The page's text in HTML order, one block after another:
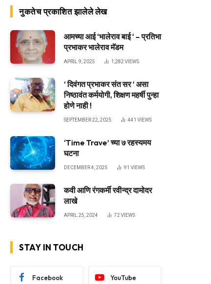
नुकतेच प्रकाशित झालेले लेख
आमच्या आई ‘भालेराव बाई ‘ – प्रतिभा
प्रभाकर भालेराव मॅडम
APRIL 9, 2025 1,282 VIEWS
‘ दिवंगत प्रभाकर संत सर ‘ असा
निष्ठावंत कर्मयोगी, शिक्षण महर्षी पुन्हा
होणे नाही !
SEPTEMBER 22, 2025 441 VIEWS
‘Time Trave’ च्या ७ रहस्यमय
घटना
DECEMBER 4, 2025 91 VIEWS
कवी आणि रंगकर्मी रवीन्द्र दामोदर
लाखे
APRIL 25, 2024 72 VIEWS
STAY IN TOUCH
Facebook YouTube